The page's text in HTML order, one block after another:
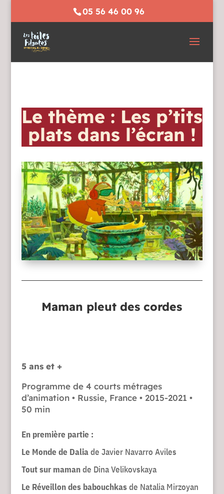
05 56 46 00 96
Le thème : Les p’tits
plats dans l’écran !
Maman pleut des cordes
5 ans et +
Programme de 4 courts métrages
d’animation • Russie, France • 2015-2021 •
50 min
En première partie :
Le Monde de Daliade Javier Navarro Aviles
Tout sur mamande Dina Velikovskaya
Le Réveillon des babouchkasde Natalia Mirzoyan